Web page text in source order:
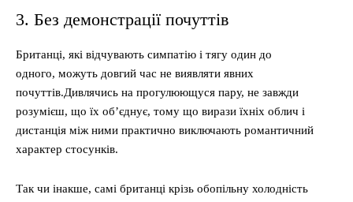
3. Без демонстрації почуттів
Британці, які відчувають симпатію і тягу один до
одного, можуть довгий час не виявляти явних
почуттів.Дивлячись на прогулюющуся пару, не завжди
розумієш, що їх об’єднує, тому що вирази їхніх облич і
дистанція між ними практично виключають романтичний
характер стосунків.
Так чи інакше, самі британці крізь обопільну холодність